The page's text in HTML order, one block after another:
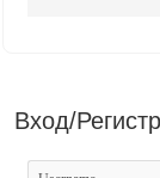
Вход/